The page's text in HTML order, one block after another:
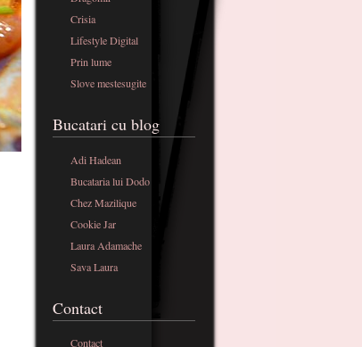
Crisia
Lifestyle Digital
Prin lume
Slove mestesugite
Bucatari cu blog
Adi Hadean
Bucataria lui Dodo
Chez Mazilique
Cookie Jar
Laura Adamache
Sava Laura
Contact
Contact